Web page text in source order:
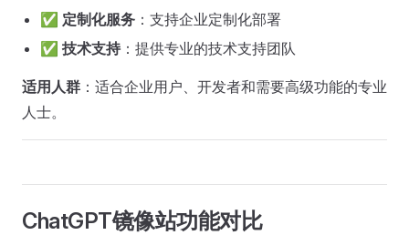
✅ 定制化服务 ：支持企业定制化部署
✅ 技术支持：提供专业的技术支持团队
适用人群 ：适合企业用户、开发者和需要高级功能的专业
人士。
ChatGPT镜像站功能对比